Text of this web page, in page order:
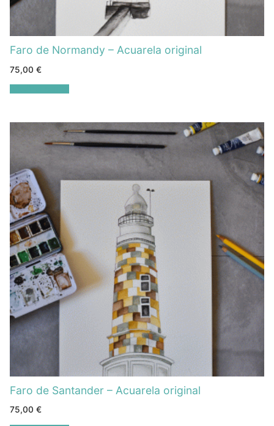
Faro de Normandy – Acuarela original
75,00 €
Faro de Santander – Acuarela original
75,00 €